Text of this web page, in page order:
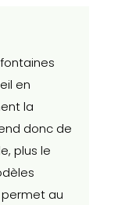
en
la
donc de
plus le
au